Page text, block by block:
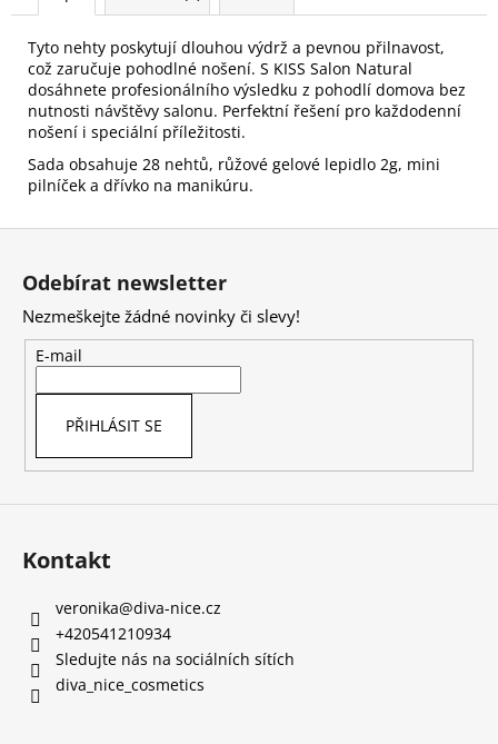
Tyto nehty poskytují dlouhou výdrž a pevnou přilnavost,
což zaručuje pohodlné nošení. S KISS Salon Natural
dosáhnete profesionálního výsledku z pohodlí domova bez
nutnosti návštěvy salonu. Perfektní řešení pro každodenní
nošení i speciální příležitosti.
Sada obsahuje 28 nehtů, růžové gelové lepidlo 2g, mini
pilníček a dřívko na manikúru.
Z
Odebírat newsletter
Nezmeškejte žádné novinky či slevy!
E-mail
PŘIHLÁSIT SE
Kontakt
veronika@diva-nice.cz
+420541210934
Sledujte nás na sociálních sítích
diva_nice_cosmetics